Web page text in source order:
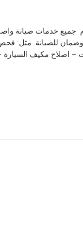
جميع خدمات صيانة
وضمان للصيانة. مثل:
– اصلاح مكيف السيارة